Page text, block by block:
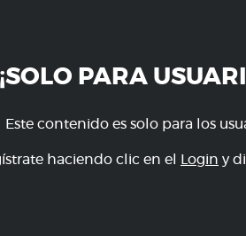
¡SOLO PARA
Este contenido es solo para los
haciendo clic en el Login y